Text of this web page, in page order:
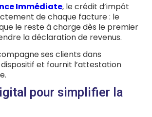
Immédiate, le crédit d’impôt
de chaque facture : le
le reste à charge dès le premier
la déclaration de revenus.
ses clients dans
dispositif et fournit l’attestation
pour simplifier la